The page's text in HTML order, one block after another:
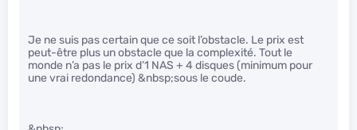
Je ne suis pas certain que ce soit l’obstacle. Le prix est
peut-être plus un obstacle que la complexité. Tout le
monde n’a pas le prix d’1 NAS + 4 disques (minimum pour
une vrai redondance) &nbsp;sous le coude.